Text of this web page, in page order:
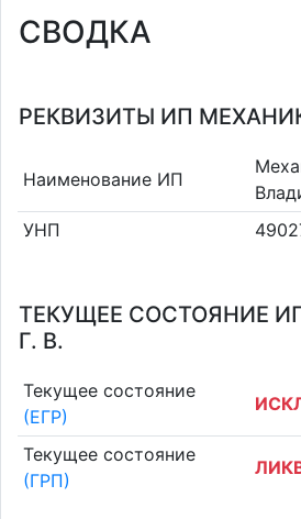
СВОДКА
РЕКВИЗИТЫ ИП
Наименование ИП
УНП
ТЕКУЩЕЕ СОСТОЯНИЕ
Г. В.
Текущее состояние
(ЕГР)
Текущее состояние
(ГРП)